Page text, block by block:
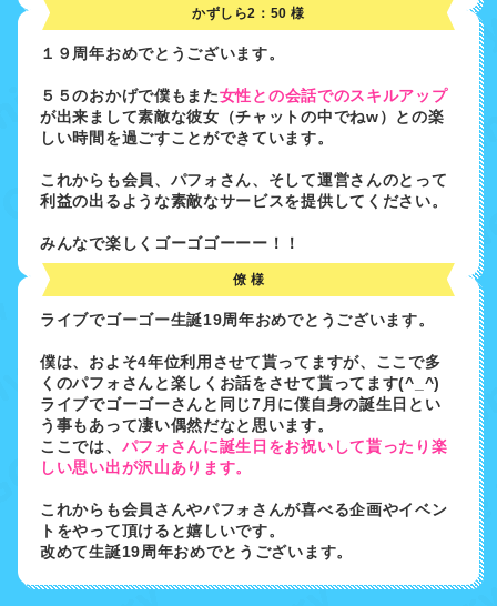
かずしら2：50 様
１９周年おめでとうございます。
５５のおかげで僕もまた女性との会話でのスキルアップ
が出来まして素敵な彼女（チャットの中でねw）との楽
しい時間を過ごすことができています。
これからも会員、パフォさん、そして運営さんのとって
利益の出るような素敵なサービスを提供してください。
みんなで楽しくゴーゴゴーーー！！
僚 様
ライブでゴーゴー生誕19周年おめでとうございます。
僕は、およそ4年位利用させて貰ってますが、ここで多
くのパフォさんと楽しくお話をさせて貰ってます(^_^)
ライブでゴーゴーさんと同じ7月に僕自身の誕生日とい
う事もあって凄い偶然だなと思います。
ここでは、 パフォさんに誕生日をお祝いして貰ったり楽
しい思い出が沢山あります。
これからも会員さんやパフォさんが喜べる企画やイベン
トをやって頂けると嬉しいです。
改めて生誕19周年おめでとうございます。